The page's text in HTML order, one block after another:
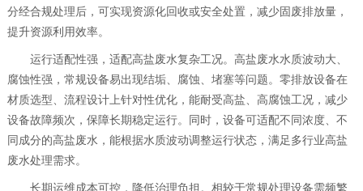
分经合规处理后，可实现资源化回收或安全处置，减少固废排放量，
提升资源利用效率。
运行适配性强，适配高盐废水复杂工况。高盐废水水质波动大、
腐蚀性强，常规设备易出现结垢、腐蚀、堵塞等问题。零排放设备在
材质选型、流程设计上针对性优化，能耐受高盐、高腐蚀工况，减少
设备故障频次，保障长期稳定运行。同时，设备可适配不同浓度、不
同成分的高盐废水，能根据水质波动调整运行状态，满足多行业高盐
废水处理需求。
长期运维成本可控，降低治理负担。相较于常规处理设备需频繁